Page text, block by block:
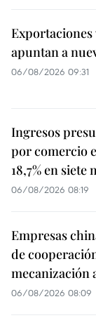
apuntan a
06/08/2026 09:31
Ingresos
por comercio
18,7% en siete
06/08/2026 08:19
Empresas
de
mecanización
06/08/2026 08:09